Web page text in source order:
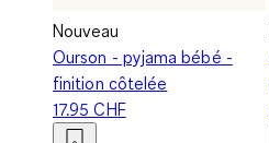
Nouveau
Ourson - pyjama bébé -
finition côtelée
17.95 CHF